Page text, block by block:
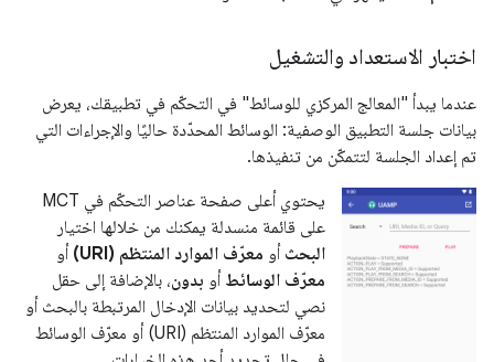
اختبار الاستعداد والتشغيل
عندما يبدأ "المعالج المركزي للوسائط" في التحكّم في تطبيقك، يعرض
بيانات جلسة التطبيق الوصفية: الوسائط المحدّدة حاليًا والإجراءات التي
تم إعداد الجلسة لتتمكّن من تنفيذها.
يحتوي أعلى صفحة عناصر التحكّم في MCT
على قائمة منسدلة يمكنك من خلالها اختيار
البحث أو معرّف الموارد المنتظم (URI)
أو
معرّف الوسائط أو بدون، بالإضافة إلى حقل
نصي لتحديد بيانات الإدخال المرتبطة بالبحث أو
معرّف الموارد المنتظم (URI) أو معرّف الوسائط